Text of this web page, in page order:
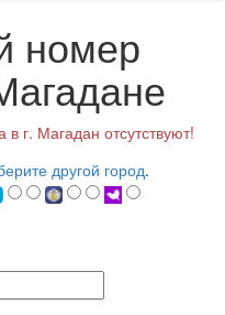
номер
г. Магадан отсутствуют!
другой город.